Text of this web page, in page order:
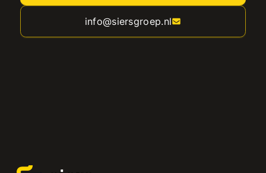
info@siersgroep.nl